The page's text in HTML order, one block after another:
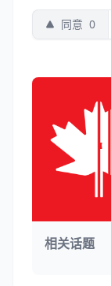
同意 0
相关话题